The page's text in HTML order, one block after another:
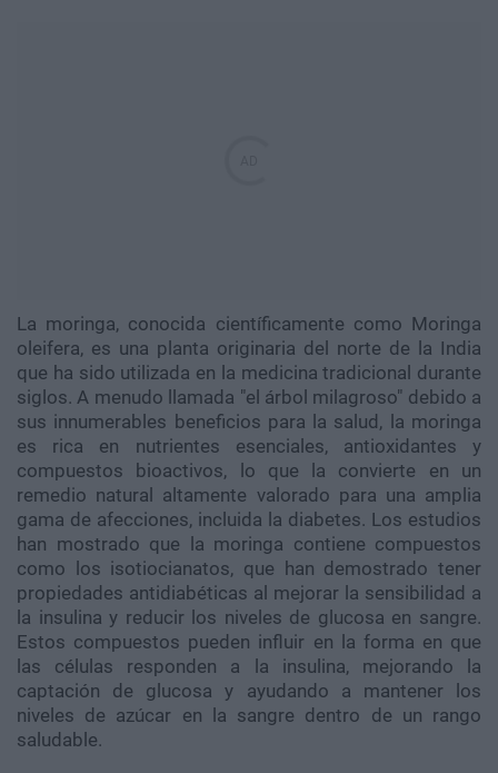
La moringa, conocida científicamente como Moringa
oleifera, es una planta originaria del norte de la India
que ha sido utilizada en la medicina tradicional durante
siglos. A menudo llamada "el árbol milagroso" debido a
sus innumerables beneficios para la salud, la moringa
es rica en nutrientes esenciales, antioxidantes y
compuestos bioactivos, lo que la convierte en un
remedio natural altamente valorado para una amplia
gama de afecciones, incluida la diabetes. Los estudios
han mostrado que la moringa contiene compuestos
como los isotiocianatos, que han demostrado tener
propiedades antidiabéticas al mejorar la sensibilidad a
la insulina y reducir los niveles de glucosa en sangre.
Estos compuestos pueden influir en la forma en que
las células responden a la insulina, mejorando la
captación de glucosa y ayudando a mantener los
niveles de azúcar en la sangre dentro de un rango
saludable.